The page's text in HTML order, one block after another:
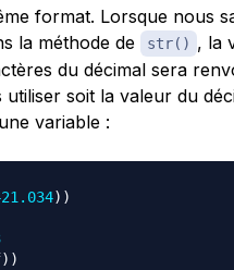
format. Lorsque nous
la méthode de
str() , la
du décimal sera
soit la valeur du
variable :
) )
) )